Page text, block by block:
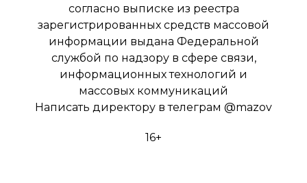
согласно выписке из реестра
зарегистрированных средств массовой
информации выдана Федеральной
службой по надзору в сфере связи,
информационных технологий и
массовых коммуникаций
Написать директору в телеграм @mazov
16+